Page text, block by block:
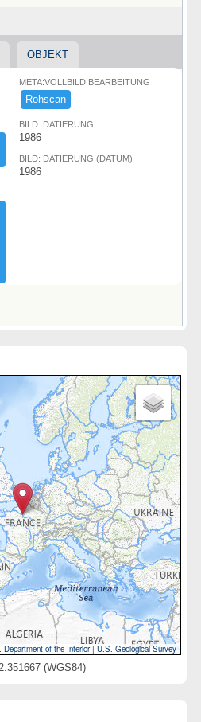
OBJEKT
META:VOLLBILD BEARBEITUNG
Rohscan
BILD: DATIERUNG
1986
BILD: DATIERUNG (DATUM)
1986
Department of the Interior|U.S. Geological Survey
(WGS84)